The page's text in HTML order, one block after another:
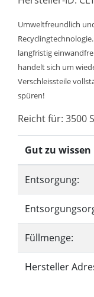
Umweltfreundlich
langfristig
handelt sich um
Verschleissteile
spüren!
Reicht für: 3500
Gut zu wissen
Entsorgung:
Füllmenge:
Hersteller